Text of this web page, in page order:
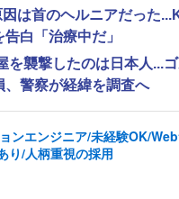
は首のヘルニアだった
白「治療中だ」
を襲撃したのは日本人...
、警察が経緯を調査へ
ンエンジニア/未経験OK/
り/人柄重視の採用